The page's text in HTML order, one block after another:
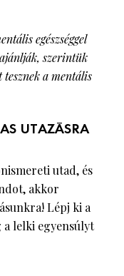
egészséggel
szerintük
a mentális
UTAZÁSRA
utad, és
akkor
Lépj ki a
a lelki egyensúlyt